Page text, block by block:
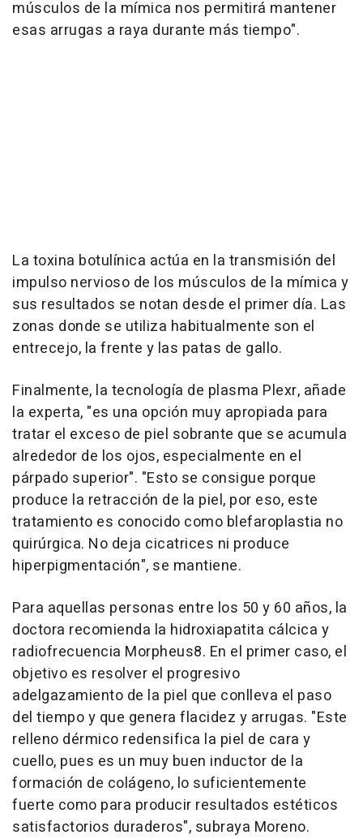
músculos de la mímica nos permitirá mantener
esas arrugas a raya durante más tiempo".
La toxina botulínica actúa en la transmisión del
impulso nervioso de los músculos de la mímica y
sus resultados se notan desde el primer día. Las
zonas donde se utiliza habitualmente son el
entrecejo, la frente y las patas de gallo.
Finalmente, la tecnología de plasma Plexr, añade
la experta, "es una opción muy apropiada para
tratar el exceso de piel sobrante que se acumula
alrededor de los ojos, especialmente en el
párpado superior". "Esto se consigue porque
produce la retracción de la piel, por eso, este
tratamiento es conocido como blefaroplastia no
quirúrgica. No deja cicatrices ni produce
hiperpigmentación", se mantiene.
Para aquellas personas entre los 50 y 60 años, la
doctora recomienda la hidroxiapatita cálcica y
radiofrecuencia Morpheus8. En el primer caso, el
objetivo es resolver el progresivo
adelgazamiento de la piel que conlleva el paso
del tiempo y que genera flacidez y arrugas. "Este
relleno dérmico redensifica la piel de cara y
cuello, pues es un muy buen inductor de la
formación de colágeno, lo suficientemente
fuerte como para producir resultados estéticos
satisfactorios duraderos", subraya Moreno.